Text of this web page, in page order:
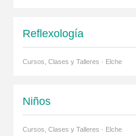
Reflexología
Cursos, Clases y Talleres · Elche
Niños
Cursos, Clases y Talleres · Elche